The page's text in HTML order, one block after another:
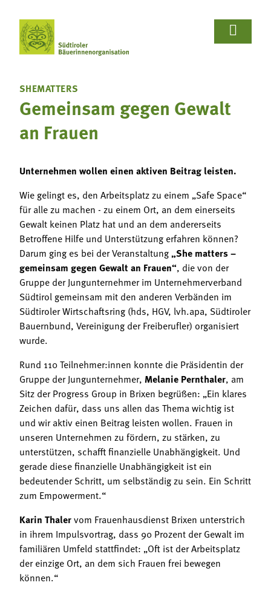

Wir Bäuerinnen

Wir Bäuerinnen
Über uns
Bäuerin des Jahres
Landesbäuerinnenrat
Bezirke und Ortsgruppen
Sozialgenossenschaft "Mit Bäuerinnen lernen -
wachsen - leben"
Berichte und Aktuelles
Termine
Mitgliedschaft
Landessekretariat
Für Bäuerinnen

Für Bäuerinnen
Aus- und Weiterbildung
Reiseangebote
Lebensberatung

Von Bäuerinnen
Rezepte
Bastelanleitungen
Gartentipps

Aus.unserer.Hand-Bäuerinnen

Aus.unserer.Hand-Bäuerinnen
Termine

Termine

Schulprojekte
Koch- & Backkurse

Koch- & Backkurse
Handarbeits- & Dekorationskurse

Handarbeits- & Dekorationskurse
Hof- & Gartenführungen

Hof- & Gartenführungen
Produktpräsentationen & Verkostungen

Produktpräsentationen & Verkostungen
Bäuerliche Buffets

Bäuerliche Buffets
Hofgeschichten

Hofgeschichten
SHEMATTERS
Gemeinsam gegen Gewalt
an Frauen
Unternehmen wollen einen aktiven Beitrag leisten.
Wie gelingt es, den Arbeitsplatz zu einem „Safe Space“
für alle zu machen - zu einem Ort, an dem einerseits
Gewalt keinen Platz hat und an dem andererseits
Betroffene Hilfe und Unterstützung erfahren können?
Darum ging es bei der Veranstaltung„She matters –
gemeinsam gegen Gewalt an Frauen“, die von der
Gruppe der Jungunternehmer im Unternehmerverband
Südtirol gemeinsam mit den anderen Verbänden im
Südtiroler Wirtschaftsring (hds, HGV, lvh.apa, Südtiroler
Bauernbund, Vereinigung der Freiberufler) organisiert
wurde.
Rund 110 Teilnehmer:innen konnte die Präsidentin der
Gruppe der Jungunternehmer, Melanie Pernthaler, am
Sitz der Progress Group in Brixen begrüßen: „Ein klares
Zeichen dafür, dass uns allen das Thema wichtig ist
und wir aktiv einen Beitrag leisten wollen. Frauen in
unseren Unternehmen zu fördern, zu stärken, zu
unterstützen, schafft finanzielle Unabhängigkeit. Und
gerade diese finanzielle Unabhängigkeit ist ein
bedeutender Schritt, um selbständig zu sein. Ein Schritt
zum Empowerment.“
Karin Thalervom Frauenhausdienst Brixen unterstrich
in ihrem Impulsvortrag, dass 90 Prozent der Gewalt im
familiären Umfeld stattfindet: „Oft ist der Arbeitsplatz
der einzige Ort, an dem sich Frauen frei bewegen
können.“